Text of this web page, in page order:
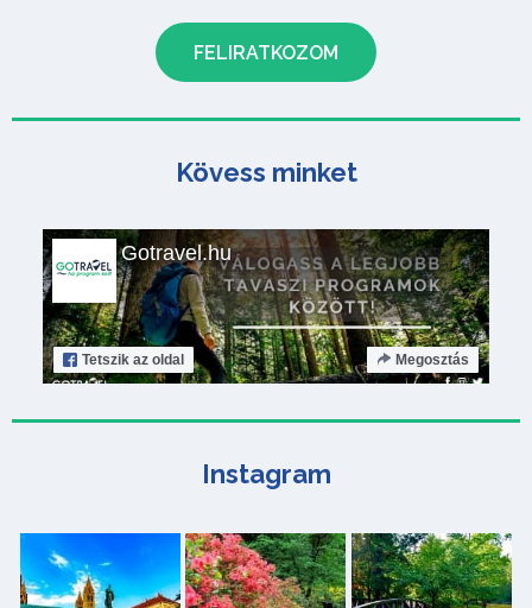
Kövess minket
Gotravel.hu
Tetszik az oldal Megosztás
Instagram